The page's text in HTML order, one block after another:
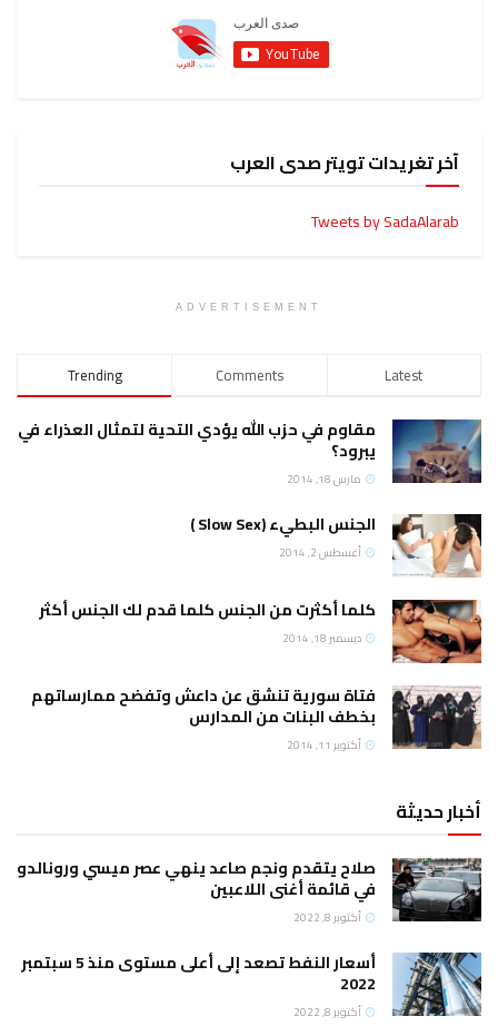
آخر تغريدات تويتر صدى العرب
Tweets by SadaAlarab
ADVERTISEMENT
Trending Comments Latest
مقاوم في حزب الله يؤدي التحية لتمثال العذراء في
يبرود؟
مارس 18, 2014
الجنس البطيء (Slow Sex )
أغسطس 2, 2014
كلما أكثرت من الجنس كلما قدم لك الجنس أكثر
ديسمبر 18, 2014
فتاة سورية تنشق عن داعش وتفضح ممارساتهم
بخطف البنات من المدارس
أكتوبر 11, 2014
أخبار حديثة
صلاح يتقدم ونجم صاعد ينهي عصر ميسي ورونالدو
في قائمة أغنى اللاعبين
أكتوبر 8, 2022
أسعار النفط تصعد إلى أعلى مستوى منذ 5 سبتمبر
2022
أكتوبر 8, 2022